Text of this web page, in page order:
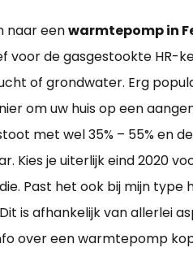
naar eenwarmtepomp in
voor de gasgestookte HR-
of grondwater. Erg
om uw huis op een
met wel 35% – 55% en
Kies je uiterlijk eind 2020
Past het ook bij mijn
is afhankelijk van allerlei
over een warmtepomp